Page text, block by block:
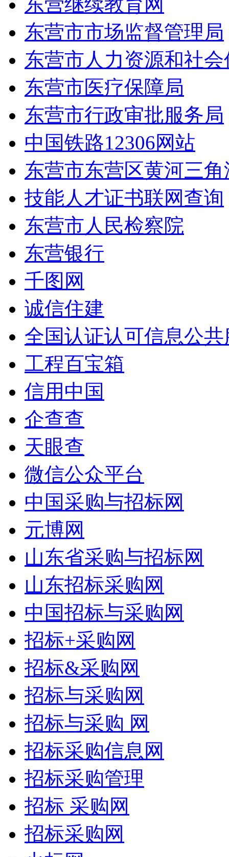
东营市市场监督管理局
东营市人力资源和社
东营市医疗保障局
东营市行政审批服务局
中国铁路12306网站
东营市东营区黄河三
技能人才证书联网查询
东营市人民检察院
东营银行
千图网
诚信住建
全国认证认可信息公
工程百宝箱
信用中国
企查查
天眼查
微信公众平台
中国采购与招标网
元博网
山东省采购与招标网
山东招标采购网
中国招标与采购网
招标+采购网
招标&采购网
招标与采购网
招标与采购 网
招标采购信息网
招标采购管理
招标 采购网
招标采购网